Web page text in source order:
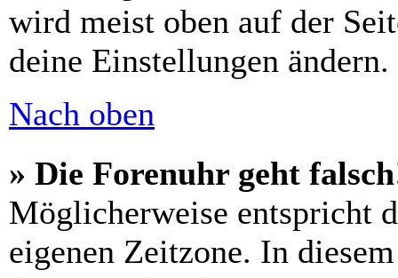
wird meist oben auf der
deine Einstellungen ändern.
Nach oben
» Die Forenuhr geht
Möglicherweise entspricht
eigenen Zeitzone. In